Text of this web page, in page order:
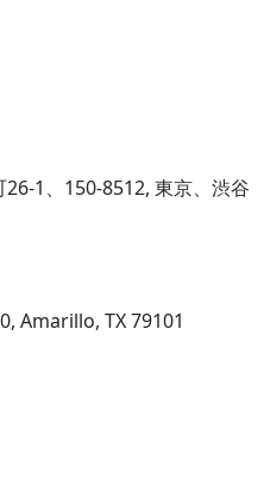
1、150-8512, 東京、渋谷
Amarillo, TX 79101